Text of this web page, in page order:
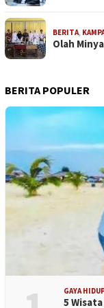
BERITA
Olah
BERITA POPULER
GAYA
5